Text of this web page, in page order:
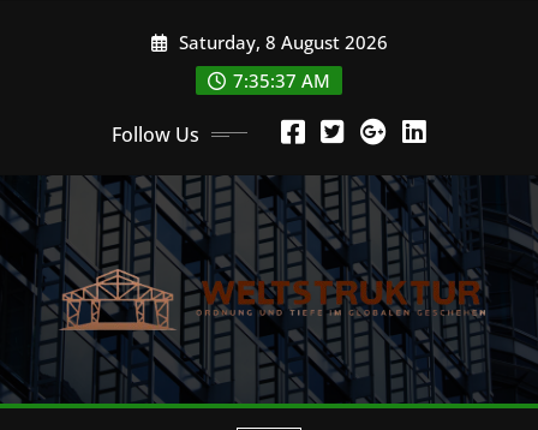
Saturday, 8 August 2026
7:35:38 AM
Follow Us